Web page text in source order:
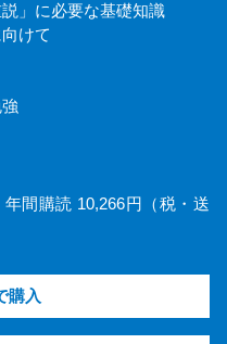
」に必要な基礎知識
けて
間購読 10,266円（税・送
購入